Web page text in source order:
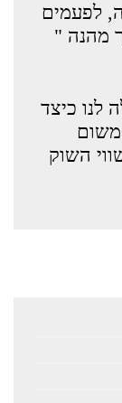
לפעמים
מהנה "
לנו כיצד
השוק